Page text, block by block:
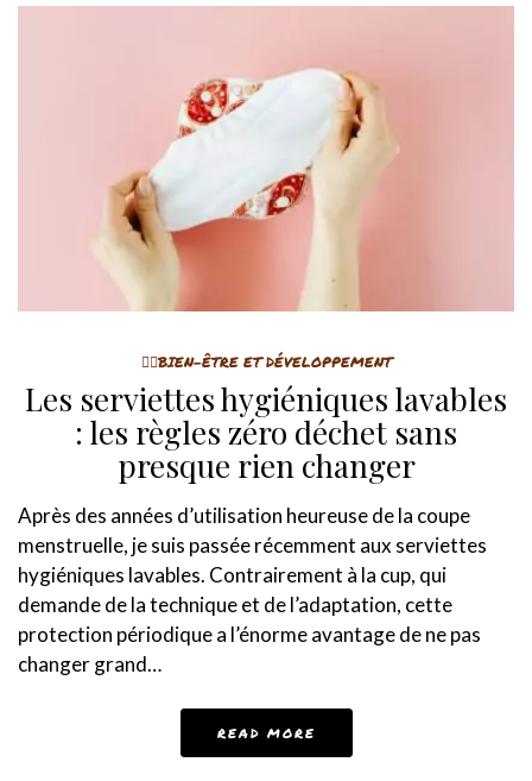
🤸‍♀️BIEN-ÊTRE ET DÉVELOPPEMENT
Les serviettes hygiéniques lavables
: les règles zéro déchet sans
presque rien changer
Après des années d’utilisation heureuse de la coupe
menstruelle, je suis passée récemment aux serviettes
hygiéniques lavables. Contrairement à la cup, qui
demande de la technique et de l’adaptation, cette
protection périodique a l’énorme avantage de ne pas
changer grand…
READ MORE